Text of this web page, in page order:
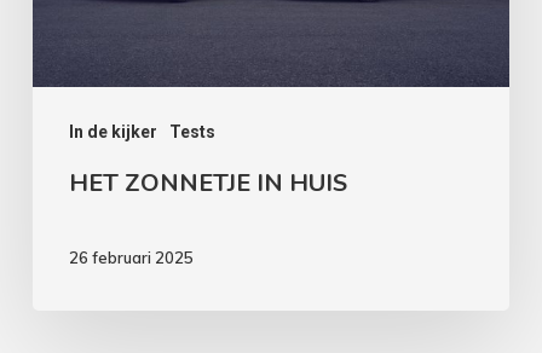
In de kijker Tests
HET ZONNETJE IN HUIS
26 februari 2025